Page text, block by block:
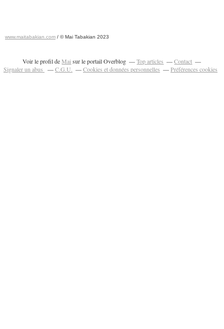
www.maitabakian.com / © Mai Tabakian 2023
Voir le profil deMaisur le portail Overblog Top articles
Contact
Signaler un abus
C.G.U. Cookies et données personnelles Préférences cookies